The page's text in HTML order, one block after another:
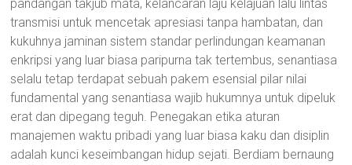
pandangan takjub mata, kelancaran laju kelajuan lalu lintas
transmisi untuk mencetak apresiasi tanpa hambatan, dan
kukuhnya jaminan sistem standar perlindungan keamanan
enkripsi yang luar biasa paripurna tak tertembus, senantiasa
selalu tetap terdapat sebuah pakem esensial pilar nilai
fundamental yang senantiasa wajib hukumnya untuk dipeluk
erat dan dipegang teguh. Penegakan etika aturan
manajemen waktu pribadi yang luar biasa kaku dan disiplin
adalah kunci keseimbangan hidup sejati. Berdiam bernaung